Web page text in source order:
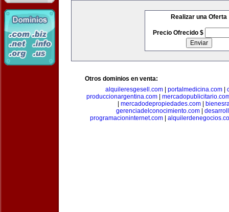
Realizar una Oferta
Precio Ofrecido $
Otros dominios en venta:
alquileresgesell.com
portalmedicina.com
produccionargentina.com|
mercadodepropiedades.com
gerenciadelconocimiento.com|
programacioninternet.com|